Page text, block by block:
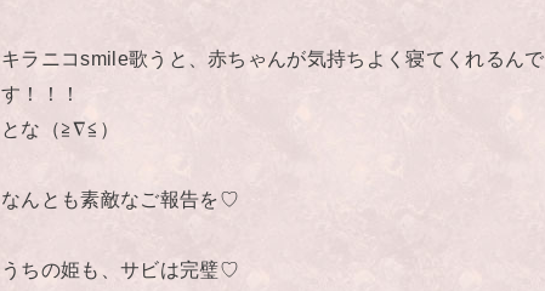
キラニコsmile歌うと、赤ちゃんが気持ちよく寝てくれるんで
す！！！
とな（≧∇≦）
なんとも素敵なご報告を♡
うちの姫も、サビは完璧♡